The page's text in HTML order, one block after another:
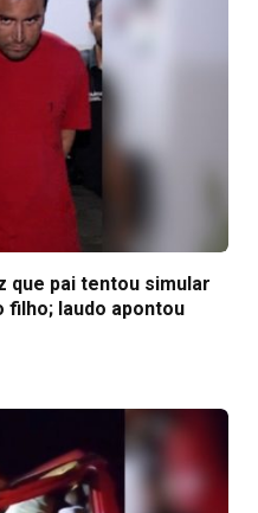
que pai tentou simular
laudo apontou